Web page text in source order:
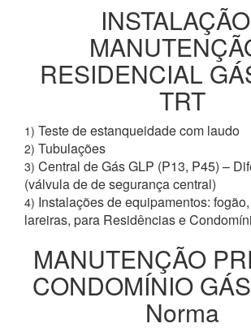
RESIDENCIAL
TRT
1) Teste de estanqueidade com laudo
2) Tubulações
3) Central de Gás GLP (P13, P45) –
(válvula de de segurança central)
4) Instalações de equipamentos:
lareiras, para Residências e
MANUTENÇÃO
CONDOMÍNIO
Norma